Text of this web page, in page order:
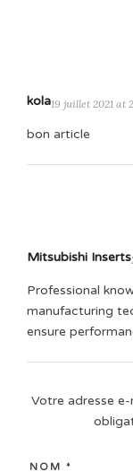
kola19 juillet 2021 at
bon article
Mitsubishi Inserts
Professional
manufacturing
ensure
Votre adresse e-
NOM *